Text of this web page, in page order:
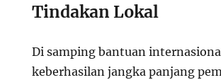
Tindakan Lokal
Di samping bantuan
keberhasilan jangka panjang